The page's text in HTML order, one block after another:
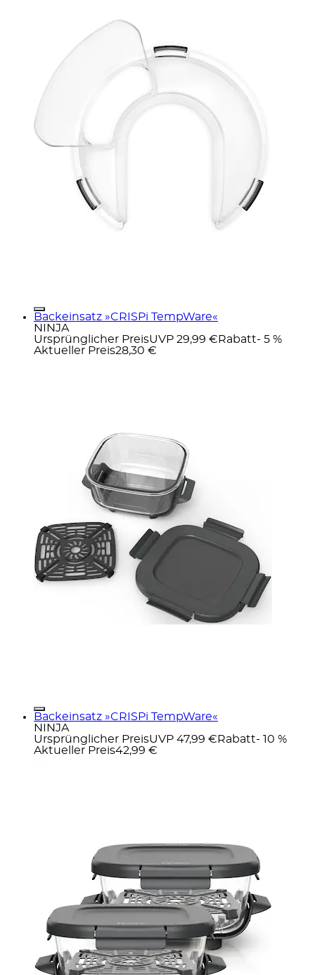
Backeinsatz »CRISPi TempWare«
NINJA
Ursprünglicher PreisUVP 29,99 € Rabatt- 5 %
Aktueller Preis28,30 €
Backeinsatz »CRISPi TempWare«
NINJA
Ursprünglicher PreisUVP 47,99 € Rabatt- 10 %
Aktueller Preis42,99 €